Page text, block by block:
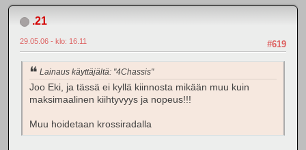
.21
#619
29.05.06 - klo: 16.11
Lainaus käyttäjältä: "4Chassis"
Joo Eki, ja tässä ei kyllä kiinnosta mikään muu kuin
maksimaalinen kiihtyvyys ja nopeus!!!
Muu hoidetaan krossiradalla